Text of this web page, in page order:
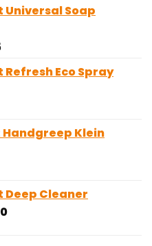
Universal Soap
Prijsklasse:
tot
Eco Spray
Klein
Deep Cleaner
Prijsklasse: